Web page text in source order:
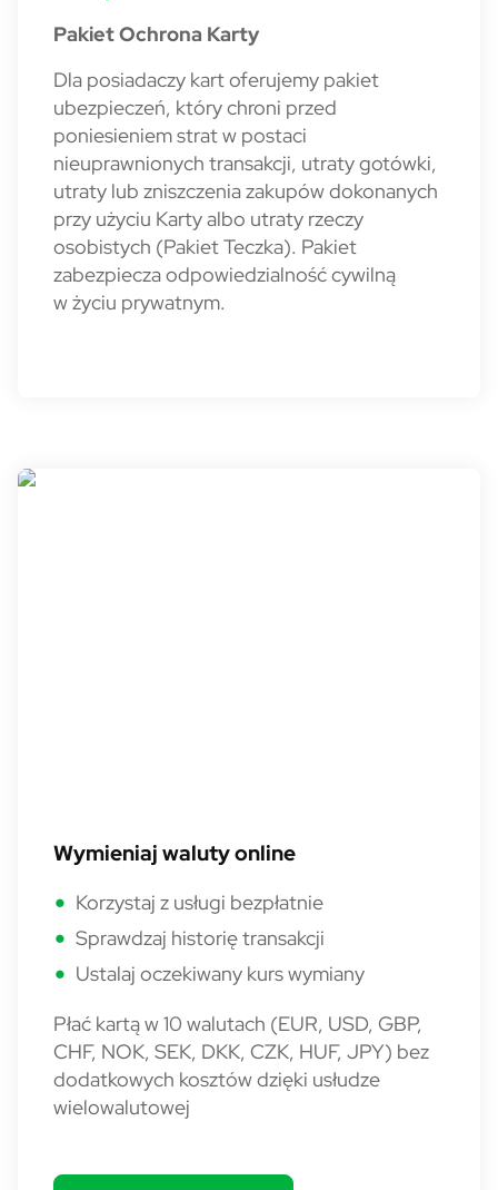
Pakiet Ochrona Karty
Dla posiadaczy kart oferujemy pakiet
ubezpieczeń, który chroni przed
poniesieniem strat w postaci
nieuprawnionych transakcji, utraty gotówki,
utraty lub zniszczenia zakupów dokonanych
przy użyciu Karty albo utraty rzeczy
osobistych (Pakiet Teczka). Pakiet
zabezpiecza odpowiedzialność cywilną
w życiu prywatnym.
BO - Kantor walutowy - info BI
Wymieniaj waluty online
Korzystaj z usługi bezpłatnie
Sprawdzaj historię transakcji
Ustalaj oczekiwany kurs wymiany
Płać kartą w 10 walutach (EUR, USD, GBP,
CHF, NOK, SEK, DKK, CZK, HUF, JPY) bez
dodatkowych kosztów dzięki usłudze
wielowalutowej